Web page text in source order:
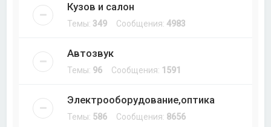
Кузов и салон
Темы: 349 Сообщения:4983
Автозвук
Темы: 96 Сообщения: 1591
Электрооборудование,оптика
Темы: 586 Сообщения: 8656